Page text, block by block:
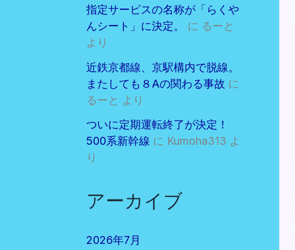
指定サービスの名称が「らくや
んシート」に決定。
に るーと
より
近鉄京都線、京駅構内で脱線。
またしても８Aの関わる事故 に
るーと より
ついに定期運転終了が決定！
500系新幹線 に Kumoha313 よ
り
アーカイブ
2026年7月